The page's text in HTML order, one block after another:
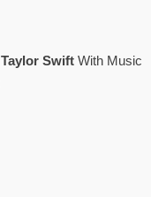
Taylor SwiftWith Music